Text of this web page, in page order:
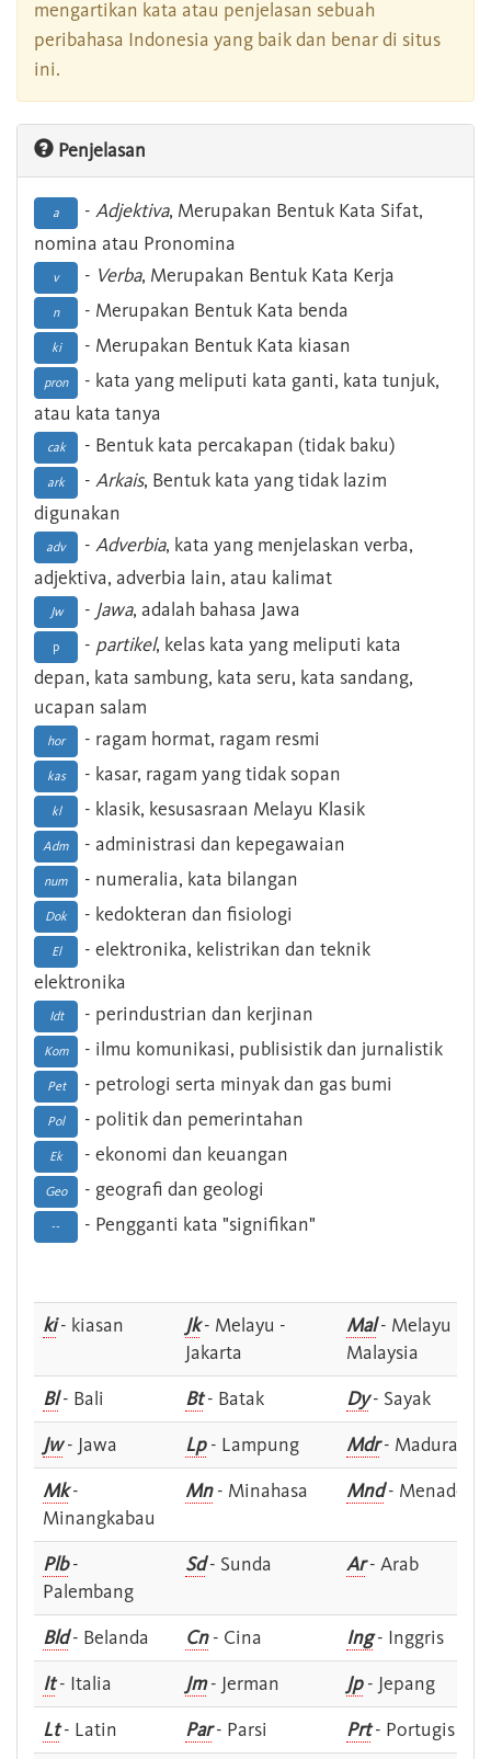
mengartikan kata atau penjelasan sebuah
peribahasa Indonesia yang baik dan benar di situs
ini.
Penjelasan
a - Adjektiva, Merupakan Bentuk Kata Sifat,
nomina atau Pronomina
v - Verba, Merupakan Bentuk Kata Kerja
n - Merupakan Bentuk Kata benda
ki - Merupakan Bentuk Kata kiasan
pron
- kata yang meliputi kata ganti, kata tunjuk,
atau kata tanya
cak - Bentuk kata percakapan (tidak baku)
ark - Arkais, Bentuk kata yang tidak lazim
digunakan
adv - Adverbia, kata yang menjelaskan verba,
adjektiva, adverbia lain, atau kalimat
Jw - Jawa, adalah bahasa Jawa
p - partikel, kelas kata yang meliputi kata
depan, kata sambung, kata seru, kata sandang,
ucapan salam
hor - ragam hormat, ragam resmi
kas - kasar, ragam yang tidak sopan
kl - klasik, kesusasraan Melayu Klasik
Adm - administrasi dan kepegawaian
num - numeralia, kata bilangan
Dok - kedokteran dan fisiologi
El
- elektronika, kelistrikan dan teknik
elektronika
Idt - perindustrian dan kerjinan
Kom - ilmu komunikasi, publisistik dan jurnalistik
Pet - petrologi serta minyak dan gas bumi
Pol - politik dan pemerintahan
Ek - ekonomi dan keuangan
Geo - geografi dan geologi
-- - Pengganti kata "signifikan"
ki- kiasan Jk- Melayu -
Jakarta
Mal- Melayu -
Malaysia
Bl- Bali Bt- Batak Dy- Sayak
Jw- Jawa Lp- Lampung Mdr- Madura
Mk-
Minangkabau
Mn- Minahasa Mnd- Menado
Plb-
Palembang
Sd- Sunda Ar- Arab
Bld- Belanda Cn- Cina Ing- Inggris
It- Italia Jm- Jerman Jp- Jepang
Lt- Latin Par- Parsi Prt- Portugis